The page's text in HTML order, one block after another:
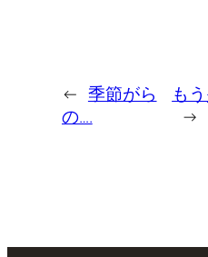
← 季節がら
の….
も
→